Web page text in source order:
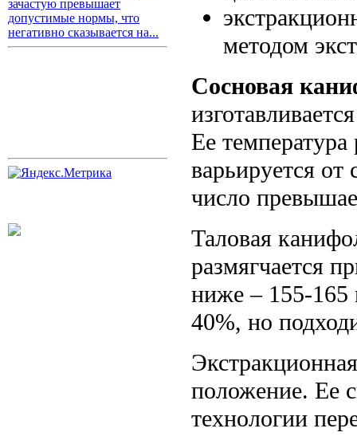
зачастую превышает
допустимые нормы, что
негативно сказывается на...
методом
Сосновая
Ее температура
варьируется от
число
Таловая
размягчается
ниже – 155-
40%, но
положение. Ее
технологии